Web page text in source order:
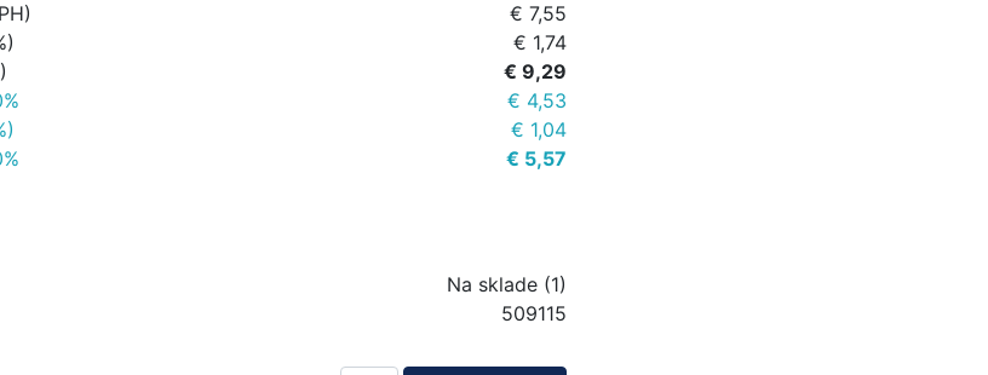
€ 7,55
€ 1,74
€ 9,29
€ 4,53
€ 1,04
€ 5,57
Na sklade (1)
509115